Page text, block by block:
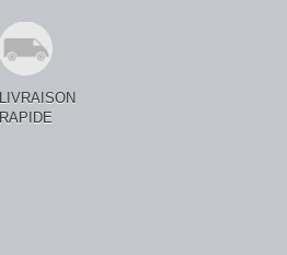
LIVRAISON
RAPIDE